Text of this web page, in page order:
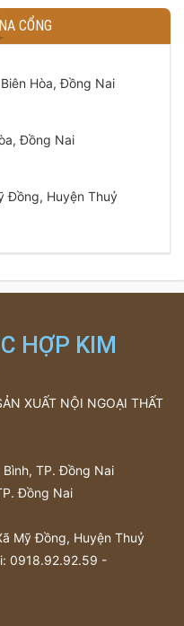
CỔNG
Hòa, Đồng Nai
Đồng Nai
Đồng, Huyện Thuỷ
HỢP KIM
XUẤT NỘI NGOẠI THẤT
TP. Đồng Nai
Đồng Nai
Mỹ Đồng, Huyện Thuỷ
0918.92.92.59 -